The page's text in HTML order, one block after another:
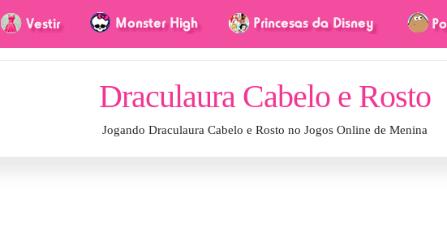
Draculaura Cabelo e Rosto
Jogando Draculaura Cabelo e Rosto no Jogos Online de Menina